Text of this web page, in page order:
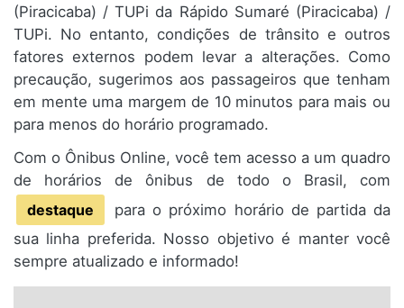
(Piracicaba) / TUPi da Rápido Sumaré (Piracicaba) /
TUPi. No entanto, condições de trânsito e outros
fatores externos podem levar a alterações. Como
precaução, sugerimos aos passageiros que tenham
em mente uma margem de 10 minutos para mais ou
para menos do horário programado.
Com o Ônibus Online, você tem acesso a um quadro
de horários de ônibus de todo o Brasil, com
destaque
para o próximo horário de partida da
sua linha preferida. Nosso objetivo é manter você
sempre atualizado e informado!